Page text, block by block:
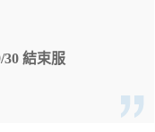
30 結束服